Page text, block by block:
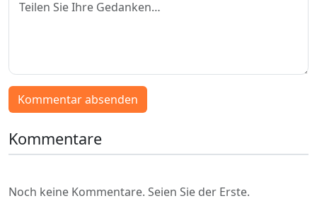
Kommentar absenden
Kommentare
Noch keine Kommentare. Seien Sie der Erste.